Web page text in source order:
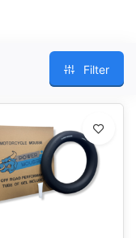
Filter